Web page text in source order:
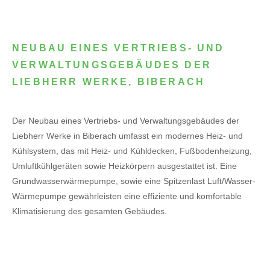
NEUBAU EINES VERTRIEBS- UND
VERWALTUNGSGEBÄUDES DER
LIEBHERR WERKE, BIBERACH
Der Neubau eines Vertriebs- und Verwaltungsgebäudes der
Liebherr Werke in Biberach umfasst ein modernes Heiz- und
Kühlsystem, das mit Heiz- und Kühldecken, Fußbodenheizung,
Umluftkühlgeräten sowie Heizkörpern ausgestattet ist. Eine
Grundwasserwärmepumpe, sowie eine Spitzenlast Luft/Wasser-
Wärmepumpe gewährleisten eine effiziente und komfortable
Klimatisierung des gesamten Gebäudes.